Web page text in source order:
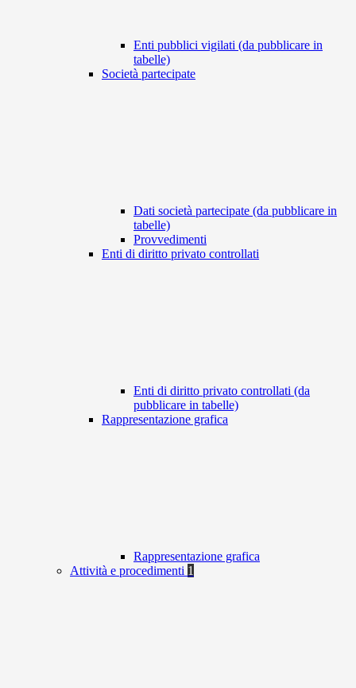
Enti pubblici vigilati (da pubblicare in
tabelle)
Società partecipate
Dati società partecipate (da pubblicare in
tabelle)
Provvedimenti
Enti di diritto privato controllati
Enti di diritto privato controllati (da
pubblicare in tabelle)
Rappresentazione grafica
Rappresentazione grafica
Attività e procedimenti 1